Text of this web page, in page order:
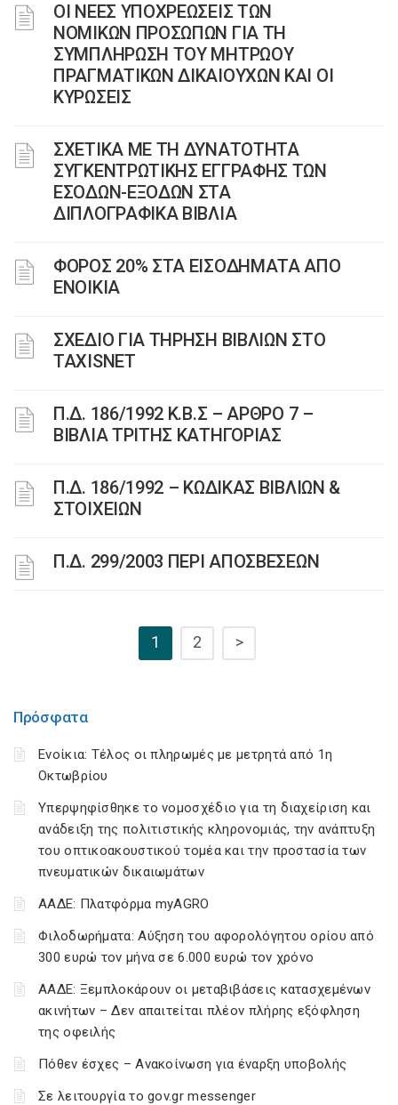
ΟΙ ΝΕΕΣ ΥΠΟΧΡΕΩΣΕΙΣ ΤΩΝ
ΝΟΜΙΚΩΝ ΠΡΟΣΩΠΩΝ ΓΙΑ ΤΗ
ΣΥΜΠΛΗΡΩΣΗ ΤΟΥ ΜΗΤΡΩΟΥ
ΠΡΑΓΜΑΤΙΚΩΝ ΔΙΚΑΙΟΥΧΩΝ ΚΑΙ ΟΙ
ΚΥΡΩΣΕΙΣ
ΣΧΕΤΙΚΑ ΜΕ ΤΗ ΔΥΝΑΤΟΤΗΤΑ
ΣΥΓΚΕΝΤΡΩΤΙΚΗΣ ΕΓΓΡΑΦΗΣ ΤΩΝ
ΕΣΟΔΩΝ-ΕΞΟΔΩΝ ΣΤΑ
ΔΙΠΛΟΓΡΑΦΙΚΑ ΒΙΒΛΙΑ
ΦΟΡΟΣ 20% ΣΤΑ ΕΙΣΟΔΗΜΑΤΑ ΑΠΟ
ΕΝΟΙΚΙΑ
ΣΧΕΔΙΟ ΓΙΑ ΤΗΡΗΣΗ ΒΙΒΛΙΩΝ ΣΤΟ
TAXISNET
Π.Δ. 186/1992 Κ.Β.Σ – ΑΡΘΡΟ 7 –
ΒΙΒΛΙΑ ΤΡΙΤΗΣ ΚΑΤΗΓΟΡΙΑΣ
Π.Δ. 186/1992 – ΚΩΔΙΚΑΣ ΒΙΒΛΙΩΝ &
ΣΤΟΙΧΕΙΩΝ
Π.Δ. 299/2003 ΠΕΡΙ ΑΠΟΣΒΕΣΕΩΝ
1 2 >
Πρόσφατα
Ενοίκια: Τέλος οι πληρωμές με μετρητά από 1η
Οκτωβρίου
Υπερψηφίσθηκε το νομοσχέδιο για τη διαχείριση και
ανάδειξη της πολιτιστικής κληρονομιάς, την ανάπτυξη
του οπτικοακουστικού τομέα και την προστασία των
πνευματικών δικαιωμάτων
ΑΑΔΕ: Πλατφόρμα myAGRO
Φιλοδωρήματα: Αύξηση του αφορολόγητου ορίου από
300 ευρώ τον μήνα σε 6.000 ευρώ τον χρόνο
ΑΑΔΕ: Ξεμπλοκάρουν οι μεταβιβάσεις κατασχεμένων
ακινήτων – Δεν απαιτείται πλέον πλήρης εξόφληση
της οφειλής
Πόθεν έσχες – Ανακοίνωση για έναρξη υποβολής
Σε λειτουργία το gov.gr messenger